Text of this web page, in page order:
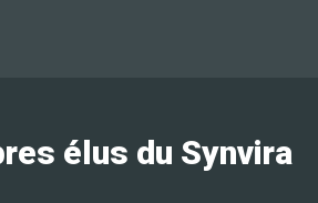
élus du Synvira